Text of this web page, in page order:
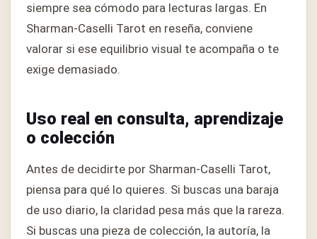
siempre sea cómodo para lecturas largas. En
Sharman-Caselli Tarot en reseña, conviene
valorar si ese equilibrio visual te acompaña o te
exige demasiado.
Uso real en consulta, aprendizaje
o colección
Antes de decidirte por Sharman-Caselli Tarot,
piensa para qué lo quieres. Si buscas una baraja
de uso diario, la claridad pesa más que la rareza.
Si buscas una pieza de colección, la autoría, la